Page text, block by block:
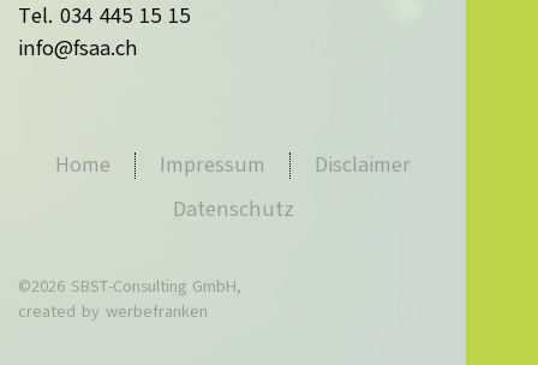
Tel. 034 445 15 15
info@fsaa.ch
Home Impressum
Disclaimer
Datenschutz
©2026 SBST-Consulting GmbH,
created by werbefranken